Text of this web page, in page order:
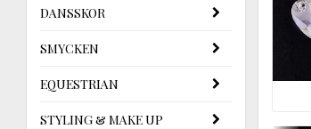
DANSSKOR
SMYCKEN
EQUESTRIAN
STYLING & MAKE UP